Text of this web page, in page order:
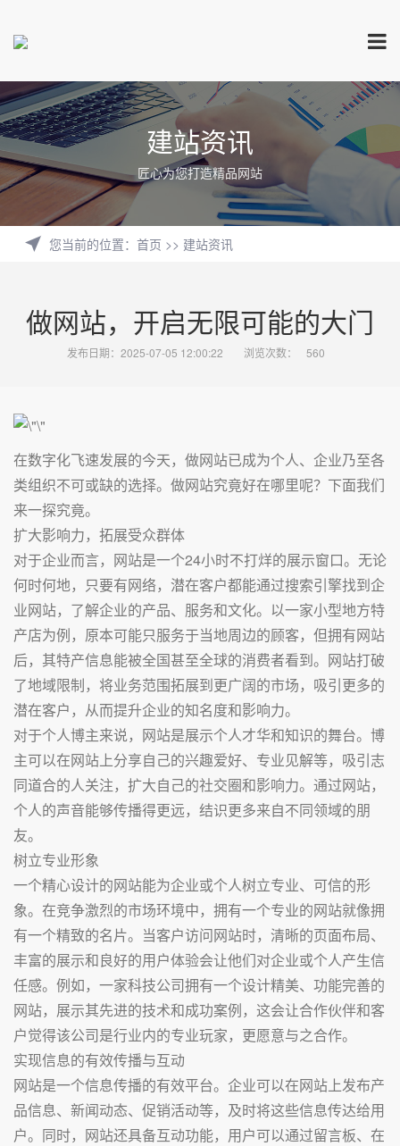
建站资讯
匠心为您打造精品网站
您当前的位置： 首页 >> 建站资讯
做网站，开启无限可能的大门
发布日期：2025-07-05 12:00:22 浏览次数： 560
在数字化飞速发展的今天，做网站已成为个人、企业乃至各
类组织不可或缺的选择。做网站究竟好在哪里呢？下面我们
来一探究竟。
扩大影响力，拓展受众群体
对于企业而言，网站是一个24小时不打烊的展示窗口。无论
何时何地，只要有网络，潜在客户都能通过搜索引擎找到企
业网站，了解企业的产品、服务和文化。以一家小型地方特
产店为例，原本可能只服务于当地周边的顾客，但拥有网站
后，其特产信息能被全国甚至全球的消费者看到。网站打破
了地域限制，将业务范围拓展到更广阔的市场，吸引更多的
潜在客户，从而提升企业的知名度和影响力。
对于个人博主来说，网站是展示个人才华和知识的舞台。博
主可以在网站上分享自己的兴趣爱好、专业见解等，吸引志
同道合的人关注，扩大自己的社交圈和影响力。通过网站，
个人的声音能够传播得更远，结识更多来自不同领域的朋
友。
树立专业形象
一个精心设计的网站能为企业或个人树立专业、可信的形
象。在竞争激烈的市场环境中，拥有一个专业的网站就像拥
有一个精致的名片。当客户访问网站时，清晰的页面布局、
丰富的展示和良好的用户体验会让他们对企业或个人产生信
任感。例如，一家科技公司拥有一个设计精美、功能完善的
网站，展示其先进的技术和成功案例，这会让合作伙伴和客
户觉得该公司是行业内的专业玩家，更愿意与之合作。
实现信息的有效传播与互动
网站是一个信息传播的有效平台。企业可以在网站上发布产
品信息、新闻动态、促销活动等，及时将这些信息传达给用
户。同时，网站还具备互动功能，用户可以通过留言板、在